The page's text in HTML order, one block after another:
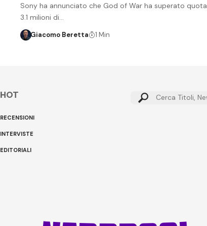
Sony ha annunciato che God of War ha superato quota
3.1 milioni di…
Giacomo Beretta 1 Min
HOT
RECENSIONI
INTERVISTE
EDITORIALI
Cerca: